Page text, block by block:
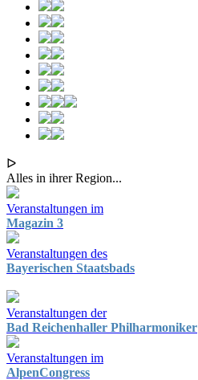
ᐅ
Alles in ihrer Region...
Veranstaltungen im
Magazin 3
Veranstaltungen des
Bayerischen Staatsbads
Veranstaltungen der
Bad Reichenhaller Philharmoniker
Veranstaltungen im
AlpenCongress